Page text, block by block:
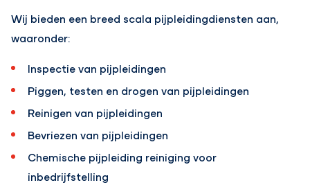
Wij bieden een breed scala pijpleidingdiensten aan,
waaronder:
Inspectie van pijpleidingen
Piggen, testen en drogen van pijpleidingen
Reinigen van pijpleidingen
Bevriezen van pijpleidingen
Chemische pijpleiding reiniging voor
inbedrijfstelling